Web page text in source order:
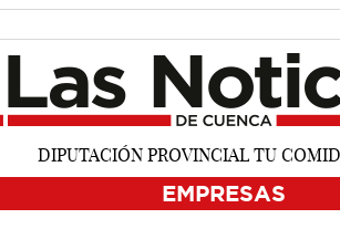
EMPRESAS